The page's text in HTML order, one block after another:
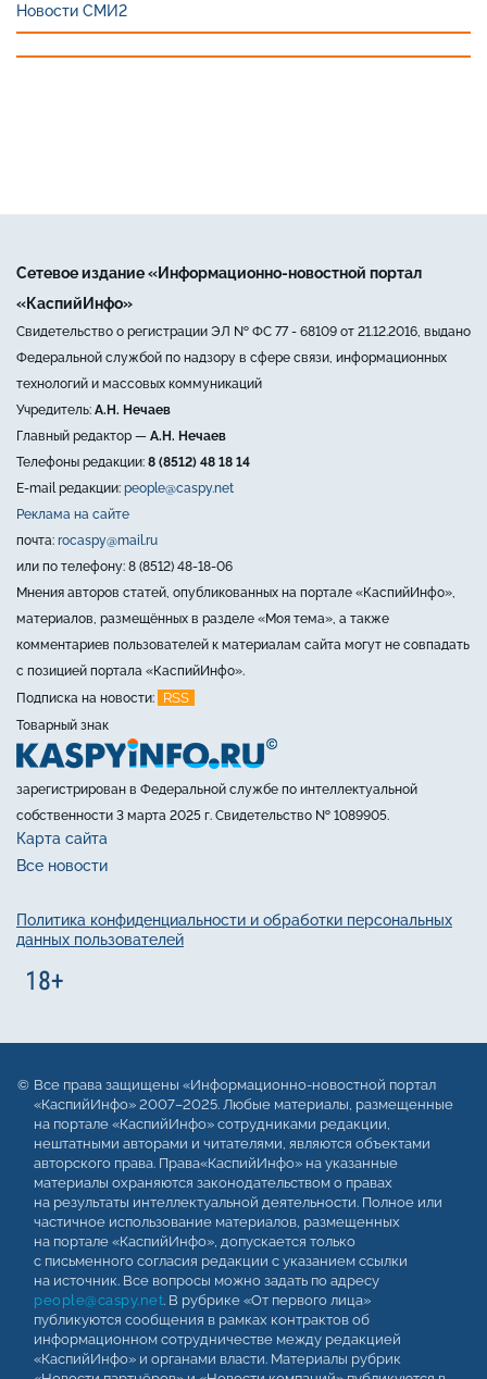
Новости СМИ2
Сетевое издание «Информационно-новостной портал
«КаспийИнфо»
Свидетельство о регистрации ЭЛ № ФС 77 - 68109 от 21.12.2016, выдано
Федеральной службой по надзору в сфере связи, информационных
технологий и массовых коммуникаций
Учредитель: А.Н. Нечаев
Главный редактор — А.Н. Нечаев
Телефоны редакции: 8 (8512) 48 18 14
E-mail редакции: people@caspy.net
Реклама на сайте
почта: rocaspy@mail.ru
или по телефону: 8 (8512) 48-18-06
Мнения авторов статей, опубликованных на портале «КаспийИнфо»,
материалов, размещённых в разделе «Моя тема», а также
комментариев пользователей к материалам сайта могут не совпадать
с позицией портала «КаспийИнфо».
Подписка на новости:
RSS
Товарный знак
зарегистрирован в Федеральной службе по интеллектуальной
собственности 3 марта 2025 г. Свидетельство № 1089905.
Карта сайта
Все новости
Политика конфиденциальности и обработки персональных
данных пользователей
Все права защищены «Информационно-новостной портал
«КаспийИнфо» 2007–2025. Любые материалы, размещенные
на портале «КаспийИнфо» сотрудниками редакции,
нештатными авторами и читателями, являются объектами
авторского права. Права«КаспийИнфо» на указанные
материалы охраняются законодательством о правах
на результаты интеллектуальной деятельности. Полное или
частичное использование материалов, размещенных
на портале «КаспийИнфо», допускается только
с письменного согласия редакции с указанием ссылки
на источник. Все вопросы можно задать по адресу
people@caspy.net. В рубрике «От первого лица»
публикуются сообщения в рамках контрактов об
информационном сотрудничестве между редакцией
«КаспийИнфо» и органами власти. Материалы рубрик